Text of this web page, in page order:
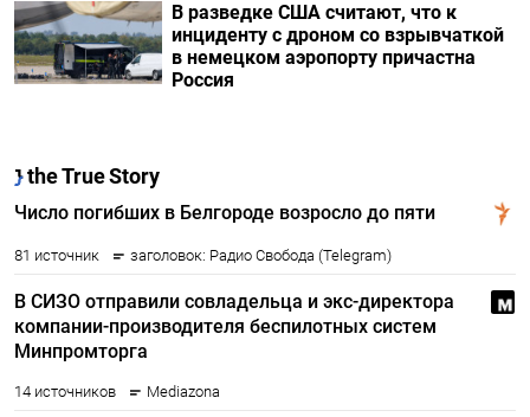
В разведке США считают, что к
инциденту с дроном со взрывчаткой
в немецком аэропорту причастна
Россия